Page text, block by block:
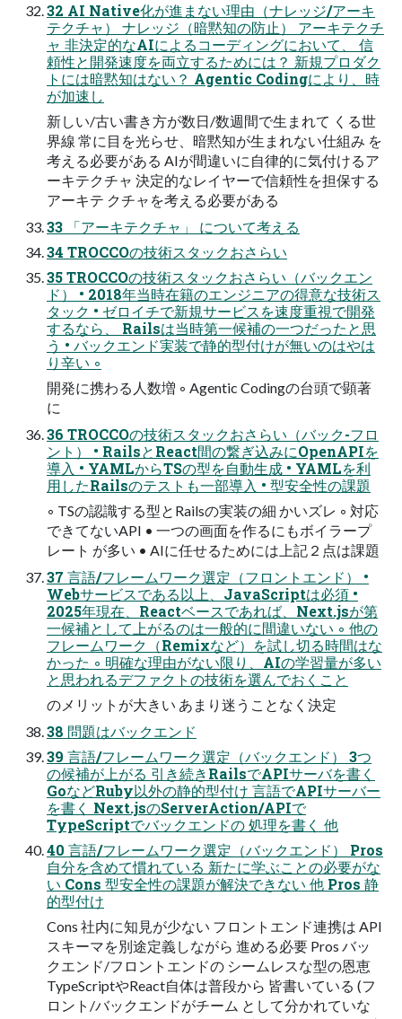
32 AI Native化が進まない理由（ナレッジ/アーキ
テクチャ） ナレッジ（暗黙知の防止） アーキテクチ
ャ 非決定的なAIによるコーディングにおいて、 信
頼性と開発速度を両立するためには？ 新規プロダク
トには暗黙知はない？ Agentic Codingにより、時
が加速し
新しい/古い書き方が数日/数週間で生まれて くる世
界線 常に目を光らせ、暗黙知が生まれない仕組み を
考える必要がある AIが間違いに自律的に気付けるア
ーキテクチャ 決定的なレイヤーで信頼性を担保する
アーキテ クチャを考える必要がある
33 「アーキテクチャ」 について考える
34 TROCCOの技術スタックおさらい
35 TROCCOの技術スタックおさらい（バックエン
ド） • 2018年当時在籍のエンジニアの得意な技術ス
タック • ゼロイチで新規サービスを速度重視で開発
するなら、 Railsは当時第一候補の一つだったと思
う • バックエンド実装で静的型付けが無いのはやは
り辛い ◦
開発に携わる人数増 ◦ Agentic Codingの台頭で顕著
に
36 TROCCOの技術スタックおさらい（バック-フロ
ント） • RailsとReact間の繋ぎ込みにOpenAPIを
導入 • YAMLからTSの型を自動生成 • YAMLを利
用したRailsのテストも一部導入 • 型安全性の課題
◦ TSの認識する型とRailsの実装の細 かいズレ ◦ 対応
できてないAPI • 一つの画面を作るにもボイラープ
レート が多い • AIに任せるためには上記２点は課題
37 言語/フレームワーク選定（フロントエンド） •
Webサービスである以上、JavaScriptは必須 •
2025年現在、Reactベースであれば、Next.jsが第
一候補として上がるのは一般的に間違いない ◦ 他の
フレームワーク（Remixなど）を試し切る時間はな
かった ◦ 明確な理由がない限り、AIの学習量が多い
と思われるデファクトの技術を選んでおくこと
のメリットが大きい あまり迷うことなく決定
38 問題はバックエンド
39 言語/フレームワーク選定（バックエンド） 3つ
の候補が上がる 引き続きRailsでAPIサーバを書く
GoなどRuby以外の静的型付け 言語でAPIサーバー
を書く Next.jsのServerAction/APIで
TypeScriptでバックエンドの 処理を書く 他
40 言語/フレームワーク選定（バックエンド） Pros
自分を含めて慣れている 新たに学ぶことの必要がな
い Cons 型安全性の課題が解決できない 他 Pros 静
的型付け
Cons 社内に知見が少ない フロントエンド連携は API
スキーマを別途定義しながら 進める必要 Pros バッ
クエンド/フロントエンドの シームレスな型の恩恵
TypeScriptやReact自体は普段から 皆書いている (フ
ロント/バックエンドがチーム として分かれていな